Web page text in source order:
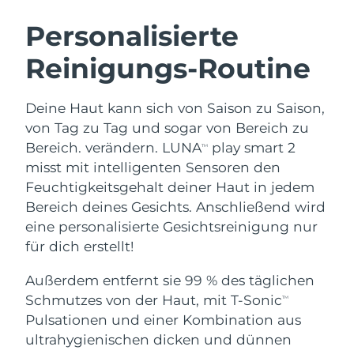
Personalisierte
Reinigungs-Routine
Deine Haut kann sich von Saison zu Saison,
von Tag zu Tag und sogar von Bereich zu
Bereich. verändern. LUNATM
play smart 2
misst mit intelligenten Sensoren den
Feuchtigkeitsgehalt deiner Haut in jedem
Bereich deines Gesichts. Anschließend wird
eine personalisierte Gesichtsreinigung nur
für dich erstellt!
Außerdem entfernt sie 99 % des täglichen
Schmutzes von der Haut, mit T-SonicTM
Pulsationen und einer Kombination aus
ultrahygienischen dicken und dünnen
LUNA™ 4 Set
Anti-aging massage
LUNA™ 4 Plus
Massage, LED heating
LUNA™ 4 Men
For men, anti-aging massage
BEAR™ 2 Set
Microcurrent toning
BEAR™ 2 go
Microcurrent toning on-the-go
BEAR™ 2 eyes & lips
Microcurrent line smoothing device
Hydratisierung
UFO™ 3 Set
Deep facial hydration
UFO™ 3 LED
Near-infrared and red light therapy
device
Mundpflege
issa™ 4
Hybrid silicone sonic toothbrush
issa™ 4 plus
Smart hybrid silicone sonic toothbrush
FAQ™ ANTI-AGING-BEHANDLUNG
Anti-aging LED-Behandlungen
NEW
Österreich Erwartete Lieferung
Bahrain Erwartete Lieferung 8/9/26
Belgien Erwartete Lieferung8/8/26
Bermuda Erwartete Lieferung8/14/26
Bosnien und
Herzegowina
Erwartete Lieferung
Brunei Darussalam
Bulgarien Erwartete Lieferung8/8/26
Kanada Erwartete Lieferung 8/12/26